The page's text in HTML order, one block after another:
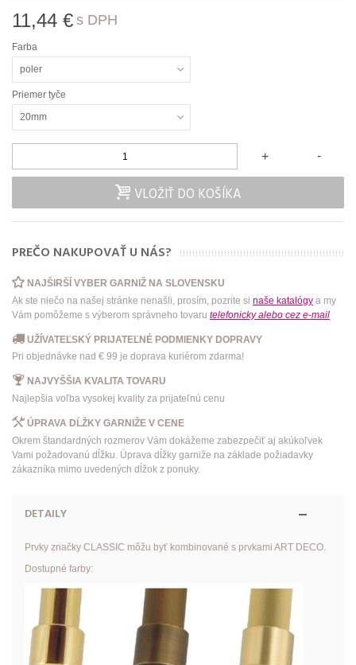
11,44 € s DPH
Farba
poler
Priemer tyče
20mm
-
+
VLOŽIŤ DO KOŠÍKA
PREČO NAKUPOVAŤ U NÁS?
NAJŠIRŠÍ VYBER GARNIŽ NA SLOVENSKU
Ak ste niečo na našej stránke nenašli, prosím, pozrite si naše katalógy a my
Vám pomôžeme s výberom správneho tovaru telefonicky alebo cez e-mail
UŽÍVATEĽSKÝ PRIJATEĽNÉ PODMIENKY DOPRAVY
Pri objednávke nad € 99 je doprava kuriérom zdarma!
NAJVYŠŠIA KVALITA TOVARU
Najlepšia voľba vysokej kvality za prijateľnú cenu
ÚPRAVA DĹŽKY GARNIŽE V CENE
Okrem štandardných rozmerov Vám dokážeme zabezpečiť aj akúkoľvek
Vami požadovanú dĺžku. Úprava dĺžky garniže na základe požiadavky
zákazníka mimo uvedených dĺžok z ponuky.
DETAILY
Prvky značky CLASSIC môžu byť kombinované s prvkami ART DECO.
Dostupné farby: